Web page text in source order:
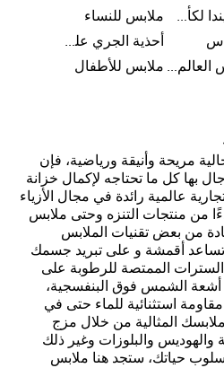
كرات تريندا لكأس العالم FIFA 26™
ملابس للنساء
أحذية الجري على الطرق الوعرة للرجال
فرق كأس العالم FIFA 26™ ملابس للأطفال
مريحة وأنيقة ورياضية، فإن
بها كل ما تحتاجه لإكمال خزانة
عالمية رائدة في مجال الأزياء
من منتجات التنزه وحتى ملابس
من بعض تقنيات الملابس
تساعد أقمشة و على تبريد جسمك
الممتصة للرطوبة على
أشعة الشمس فوق البنفسجية،
بينما توفر تقنية GORE-TEX مقاومة استثنائية للماء حتى في
المثالية من خلال مزج
والهوديس والبلوزات وغير ذلك
حياتك، ستجد هنا ملابس